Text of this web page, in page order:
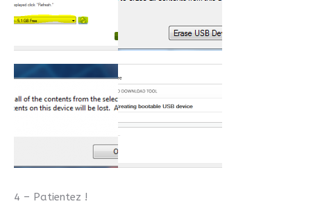
4 – Patientez !